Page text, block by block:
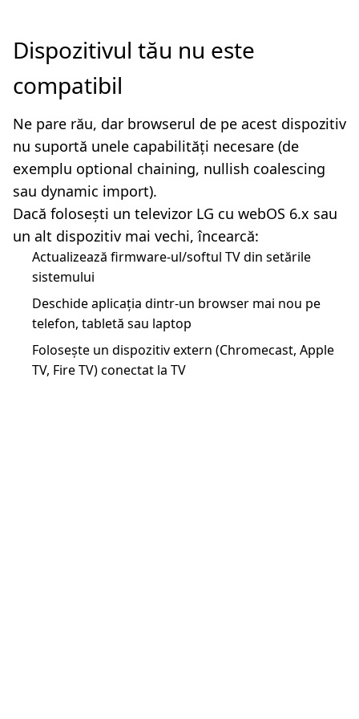
Dispozitivul tău nu este
compatibil
Ne pare rău, dar browserul de pe acest dispozitiv
nu suportă unele capabilități necesare (de
exemplu optional chaining, nullish coalescing
sau dynamic import).
Dacă folosești un televizor LG cu webOS 6.x sau
un alt dispozitiv mai vechi, încearcă:
Actualizează firmware-ul/softul TV din setările
sistemului
Deschide aplicația dintr-un browser mai nou pe
telefon, tabletă sau laptop
Folosește un dispozitiv extern (Chromecast, Apple
TV, Fire TV) conectat la TV